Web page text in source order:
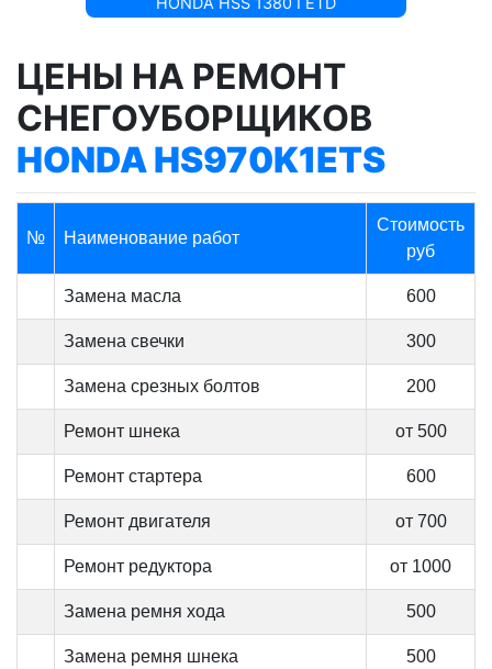
ЦЕНЫ НА РЕМОНТ
СНЕГОУБОРЩИКОВ
HONDA HS970K1ETS
№ Наименование работ
Стоимость
руб
Замена масла 600
Замена свечки 300
Замена срезных болтов 200
Ремонт шнека от 500
Ремонт стартера 600
Ремонт двигателя от 700
Ремонт редуктора от 1000
Замена ремня хода 500
Замена ремня шнека 500